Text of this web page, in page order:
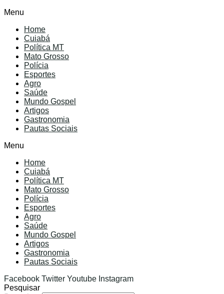
Menu
Home
Cuiabá
Política MT
Mato Grosso
Polícia
Esportes
Agro
Saúde
Mundo Gospel
Artigos
Gastronomia
Pautas Sociais
Menu
Home
Cuiabá
Política MT
Mato Grosso
Polícia
Esportes
Agro
Saúde
Mundo Gospel
Artigos
Gastronomia
Pautas Sociais
Facebook Twitter Youtube Instagram
Pesquisar